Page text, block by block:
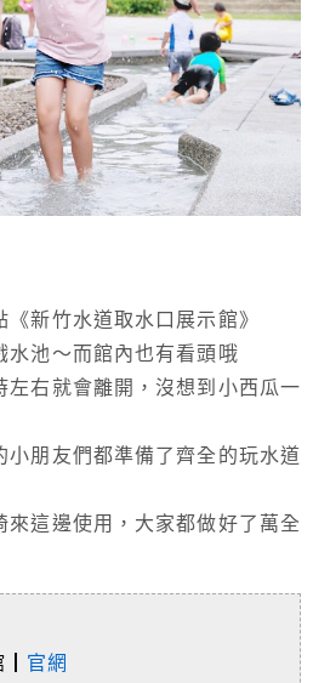
新竹水道取水口展示館》
水池～而館內也有看頭哦
左右就會離開，沒想到小西瓜一
小朋友們都準備了齊全的玩水道
來這邊使用，大家都做好了萬全
┃ 官網